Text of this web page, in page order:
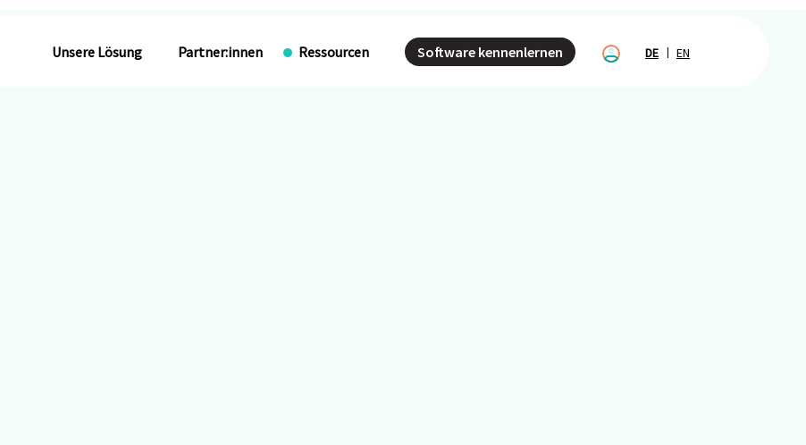
Unsere Lösung Partner:innen Ressourcen Software kennenlernen DE EN